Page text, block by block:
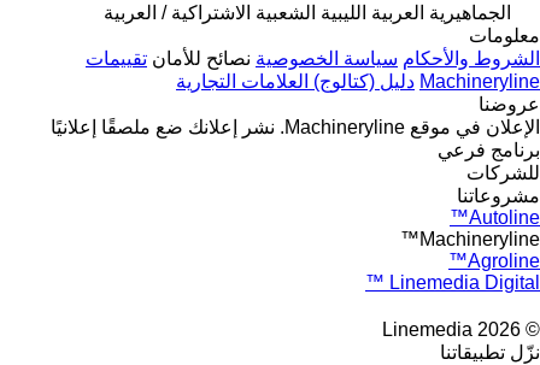
الجماهيرية العربية الليبية الشعبية الاشتراكية / العربية
معلومات
الشروط والأحكام سياسة الخصوصية نصائح للأمان تقييمات
Machineryline دليل (كتالوج) العلامات التجارية
عروضنا
الإعلان في موقع Machineryline.
نشر إعلانك ضع ملصقًا إعلانيًا
برنامج فرعي
للشركات
مشروعاتنا
Autoline™
Machineryline™
Agroline™
Linemedia Digital ™
© 2026 Linemedia
نزّل تطبيقاتنا